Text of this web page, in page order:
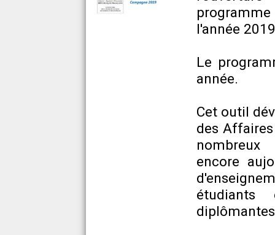
l'année
Le
année.
Cet outil
des
nombreux
encore
étudiants